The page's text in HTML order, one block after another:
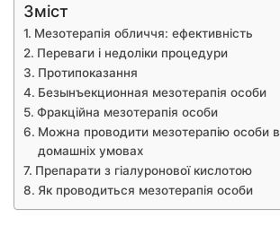
Зміст
Мезотерапія обличчя: ефективність
Переваги і недоліки процедури
Протипоказання
Безынъекционная мезотерапія особи
Фракційна мезотерапія особи
Можна проводити мезотерапію особи в
домашніх умовах
Препарати з гіалуронової кислотою
Як проводиться мезотерапія особи